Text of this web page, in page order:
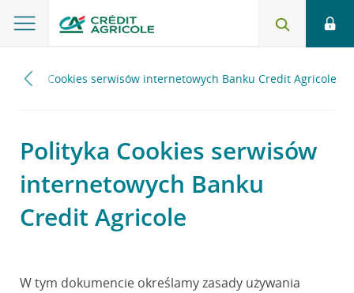
Polityka Cookies serwisów internetowych Banku Credit Agricole
Polityka Cookies serwisów
internetowych Banku
Credit Agricole
W tym dokumencie określamy zasady używania